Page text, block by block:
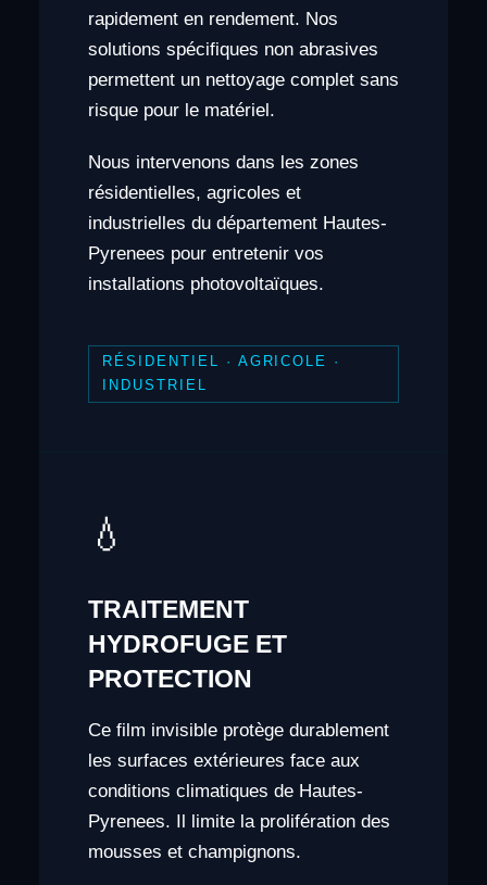
rapidement en rendement. Nos
solutions spécifiques non abrasives
permettent un nettoyage complet sans
risque pour le matériel.
Nous intervenons dans les zones
résidentielles, agricoles et
industrielles du département Hautes-
Pyrenees pour entretenir vos
installations photovoltaïques.
RÉSIDENTIEL · AGRICOLE ·
INDUSTRIEL
💧
TRAITEMENT
HYDROFUGE ET
PROTECTION
Ce film invisible protège durablement
les surfaces extérieures face aux
conditions climatiques de Hautes-
Pyrenees. Il limite la prolifération des
mousses et champignons.